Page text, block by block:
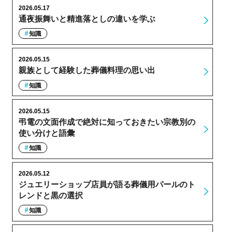
通夜振舞いと精進落としの違いを学ぶ
2026.05.17
知識
親族として経験した葬儀料理の思い出
2026.05.15
知識
弔電の文面作成で絶対に知っておきたい宗教別の
使い分けと語彙
2026.05.15
知識
ジュエリーショップ店員が語る葬儀用パールのト
レンドと黒の選択
2026.05.12
知識